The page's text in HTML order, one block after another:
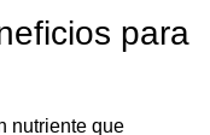
para
nutriente que